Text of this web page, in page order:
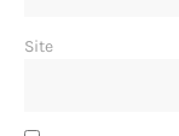
Site